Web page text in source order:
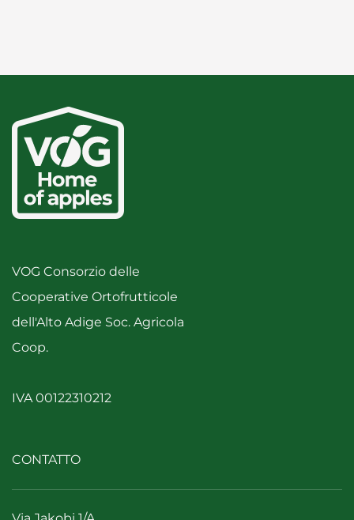
VOG Consorzio delle
Cooperative Ortofrutticole
dell'Alto Adige Soc. Agricola
Coop.
IVA 00122310212
CONTATTO